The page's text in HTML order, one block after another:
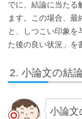
でに、結論に当たる
ます。この場合、最
と、しつこい印象を
た後の良い状況」を
小論文の結
小論文